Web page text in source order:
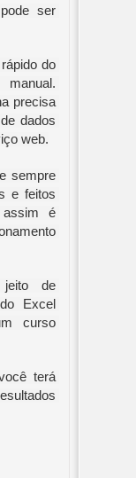
ser
do
precisa
dados
web.
sempre
e feitos
assim é
jeito de
Excel
curso
terá